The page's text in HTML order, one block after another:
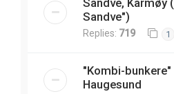
Sandve")
Replies: 719 1
"Kombi-
Haugesund